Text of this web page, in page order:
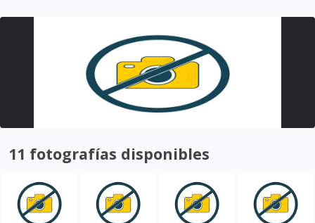
11 fotografías disponibles